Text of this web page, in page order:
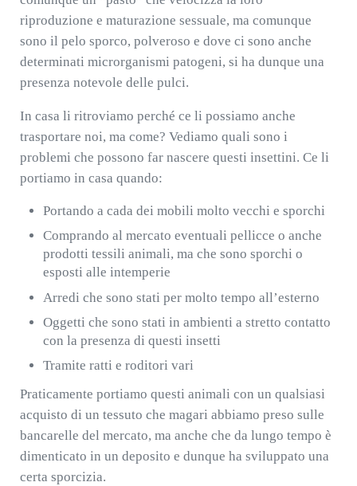
riproduzione e maturazione sessuale, ma comunque
sono il pelo sporco, polveroso e dove ci sono anche
determinati microrganismi patogeni, si ha dunque una
presenza notevole delle pulci.
In casa li ritroviamo perché ce li possiamo anche
trasportare noi, ma come? Vediamo quali sono i
problemi che possono far nascere questi insettini. Ce li
portiamo in casa quando:
Portando a cada dei mobili molto vecchi e sporchi
Comprando al mercato eventuali pellicce o anche
prodotti tessili animali, ma che sono sporchi o
esposti alle intemperie
Arredi che sono stati per molto tempo all’esterno
Oggetti che sono stati in ambienti a stretto contatto
con la presenza di questi insetti
Tramite ratti e roditori vari
Praticamente portiamo questi animali con un qualsiasi
acquisto di un tessuto che magari abbiamo preso sulle
bancarelle del mercato, ma anche che da lungo tempo è
dimenticato in un deposito e dunque ha sviluppato una
certa sporcizia.